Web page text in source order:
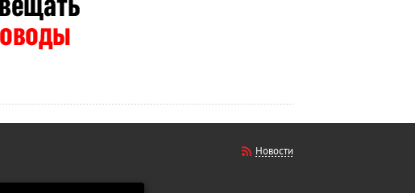
Новости